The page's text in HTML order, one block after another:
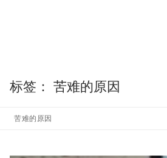
标签： 苦难的原因
苦难的原因